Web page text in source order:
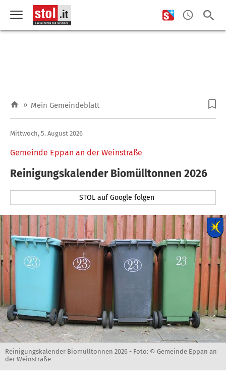
» Mein Gemeindeblatt
Gemeinde Eppan an der Weinstraße
Mittwoch, 5. August 2026
Reinigungskalender Biomülltonnen 2026
STOL auf Google folgen
Reinigungskalender Biomülltonnen 2026 - Foto: © Gemeinde Eppan an
der Weinstraße